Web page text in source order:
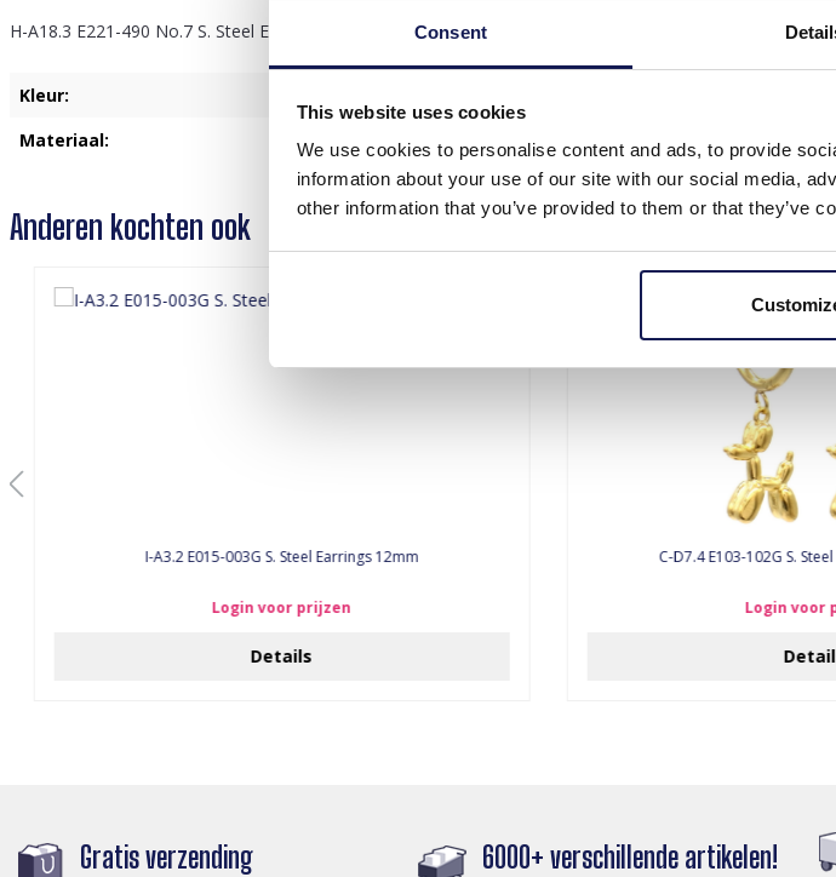
Consent
This website uses cookies
We use cookies to personalise content and ads, to provide
information about your use of our site with our social media,
other information that you’ve provided to them or that they’ve
H-A18.3 E221-490 No.7 S. Steel Earrings Glassbeads 3.5cm Beige
Kleur:
Materiaal:
Roestvrij Staal
Anderen kochten ook
I-A3.2 E015-003G S. Steel Earrings 12mm
Login voor prijzen
Details
C-D7.4 E103-102G S.
Login voor
Gratis verzending 6000+ verschillende artikelen!